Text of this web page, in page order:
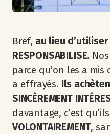
Bref, au lieu
RESPONSABILISE.
parce qu’on les a
a effrayés. Ils
SINCÈREMENT
davantage, c’est
VOLONTAIREMENT,